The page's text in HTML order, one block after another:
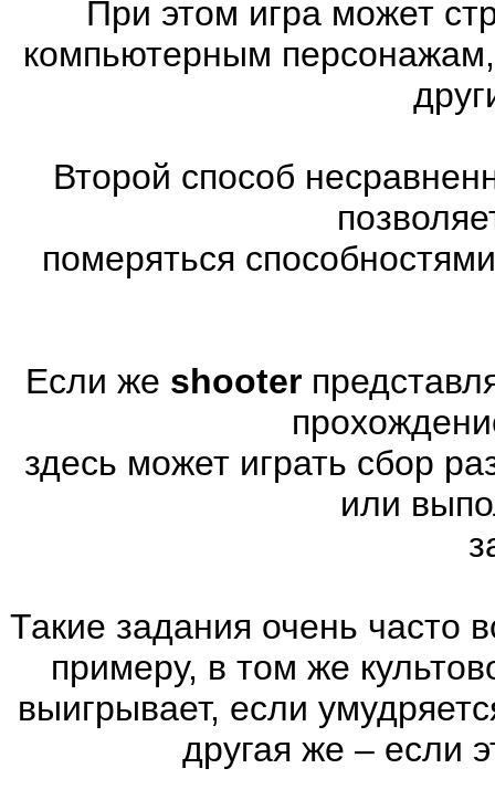
При этом игра может
компьютерным
Второй способ
померяться
Если же shooter
здесь может играть сбор
или
Такие задания очень часто
примеру, в том же
выигрывает, если
другая же – если